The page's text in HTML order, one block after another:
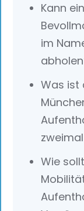
Kann
im
Was ist
Wie